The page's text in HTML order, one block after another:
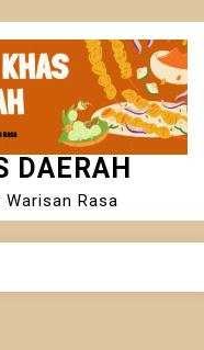
DAERAH
Warisan Rasa